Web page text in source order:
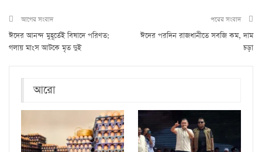
আগের সংবাদ
ঈদের আনন্দ মুহূর্তেই বিষাদে পরিণত:
গলায় মাংস আটকে মৃত দুই
পরের সংবাদ
ঈদের পরদিন রাজধানীতে সবজি কম, দাম
চড়া
আরো